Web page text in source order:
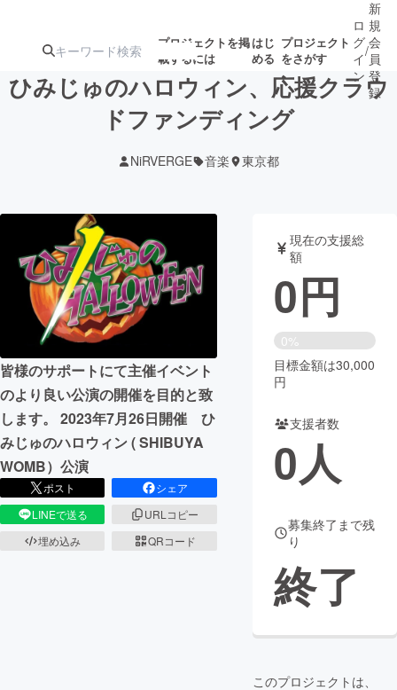
プロジェクトを掲
載するには
はじ
める
プロジェクト
をさがす
注目の新着プロ
ジェクト
募集終了が近いプ
ロジェクト
アート・写真 音楽
テクノロジー・ガジェット ゲーム・サ
映像・映画 書籍・雑誌
ビジネス・起業
まちづくり・地域活性化
CAMPFIRE for Social Good CAMPFIRE Creation
CAMPFIREふるさと納税
ロ
グ
イ
ン
/
新
規
会
員
登
録
ひみじゅのハロウィン、応援クラウ
ドファンディング
NiRVERGE 音楽 東京都
皆様のサポートにて主催イベント
のより良い公演の開催を目的と致
します。 2023年7月26日開催 ひ
みじゅのハロウィン ( SHIBUYA
WOMB）公演
ポスト
シェア
LINEで送る
URLコピー
埋め込み
QRコード
現在の支援総
額
0円
0%
目標金額は30,000
円
支援者数
0人
募集終了まで残
り
終了
このプロジェクトは、